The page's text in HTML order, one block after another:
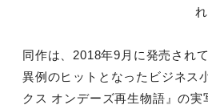
同作は、2018年9月に発売され
異例のヒットとなったビジネス
クス オンデーズ再生物語』の実